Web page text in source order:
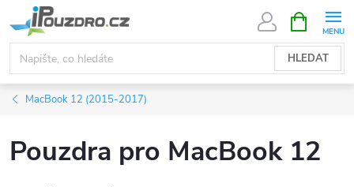
na
obsah
HLEDAT
NÁKUPNÍ
KOŠÍK
MacBook 12 (2015-2017)
Pouzdra pro MacBook 12